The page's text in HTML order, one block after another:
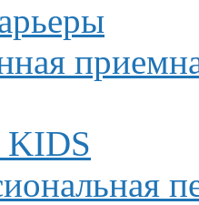
KIDS